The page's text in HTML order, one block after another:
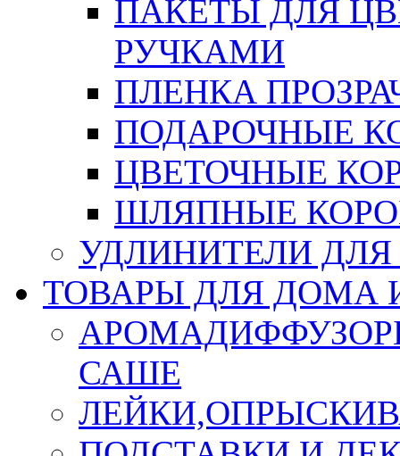
ПАКЕТЫ ДЛЯ
РУЧКАМИ
ПЛЕНКА
ПОДАРОЧНЫЕ
ЦВЕТОЧНЫЕ
ШЛЯПНЫЕ
УДЛИНИТЕЛИ
ТОВАРЫ ДЛЯ ДОМА
САШЕ